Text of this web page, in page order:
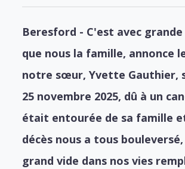
Beresford - C'est avec
que nous la famille, annonce
notre sœur, Yvette Gauthier,
25 novembre 2025, dû à un
était entourée de sa famille
décès nous a tous
grand vide dans nos vies